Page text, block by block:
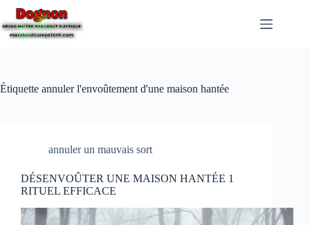
Étiquette annuler l'envoûtement d'une maison hantée
annuler un mauvais sort
DÉSENVOÛTER UNE MAISON HANTÉE 1
RITUEL EFFICACE